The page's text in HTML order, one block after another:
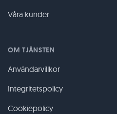
Våra kunder
OM TJÄNSTEN
Användarvillkor
Integritetspolicy
Cookiepolicy